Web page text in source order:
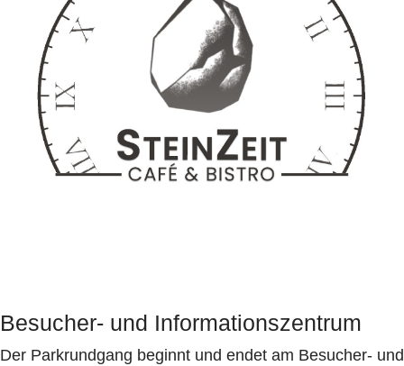
Besucher- und Informationszentrum
Der Parkrundgang beginnt und endet am Besucher- und